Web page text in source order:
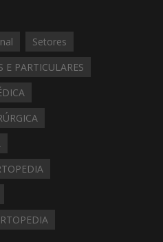
Setores
PARTICULARES